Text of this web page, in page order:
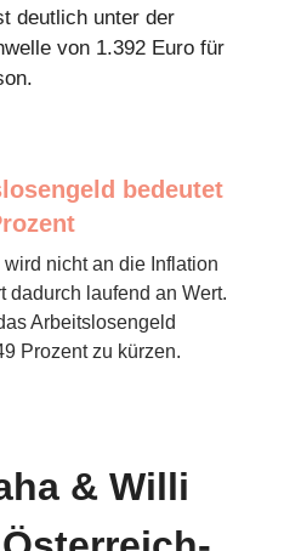
deutlich unter der
von 1.392 Euro für
bedeutet
nicht an die Inflation
dadurch laufend an Wert.
Arbeitslosengeld
Prozent zu kürzen.
& Willi